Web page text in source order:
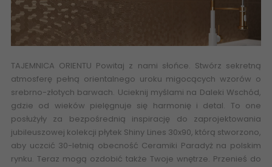
TAJEMNICA ORIENTU Powitaj z nami słońce. Stwórz sekretną
atmosferę pełną orientalnego uroku migocących wzorów o
srebrno-złotych barwach. Ucieknij myślami na Daleki Wschód,
gdzie od wieków pielęgnuje się harmonię i detal. To one
posłużyły za bezpośrednią inspirację do zaprojektowania
jubileuszowej kolekcji płytek Shiny Lines 30x90, którą stworzono,
aby uczcić 30-letnią obecność Ceramiki Paradyż na polskim
rynku. Teraz mogą ozdobić także Twoje wnętrze. Przenieś do